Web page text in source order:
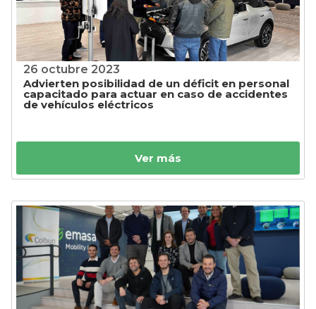
26 octubre 2023
Advierten posibilidad de un déficit en personal
capacitado para actuar en caso de accidentes
de vehículos eléctricos
Ver más